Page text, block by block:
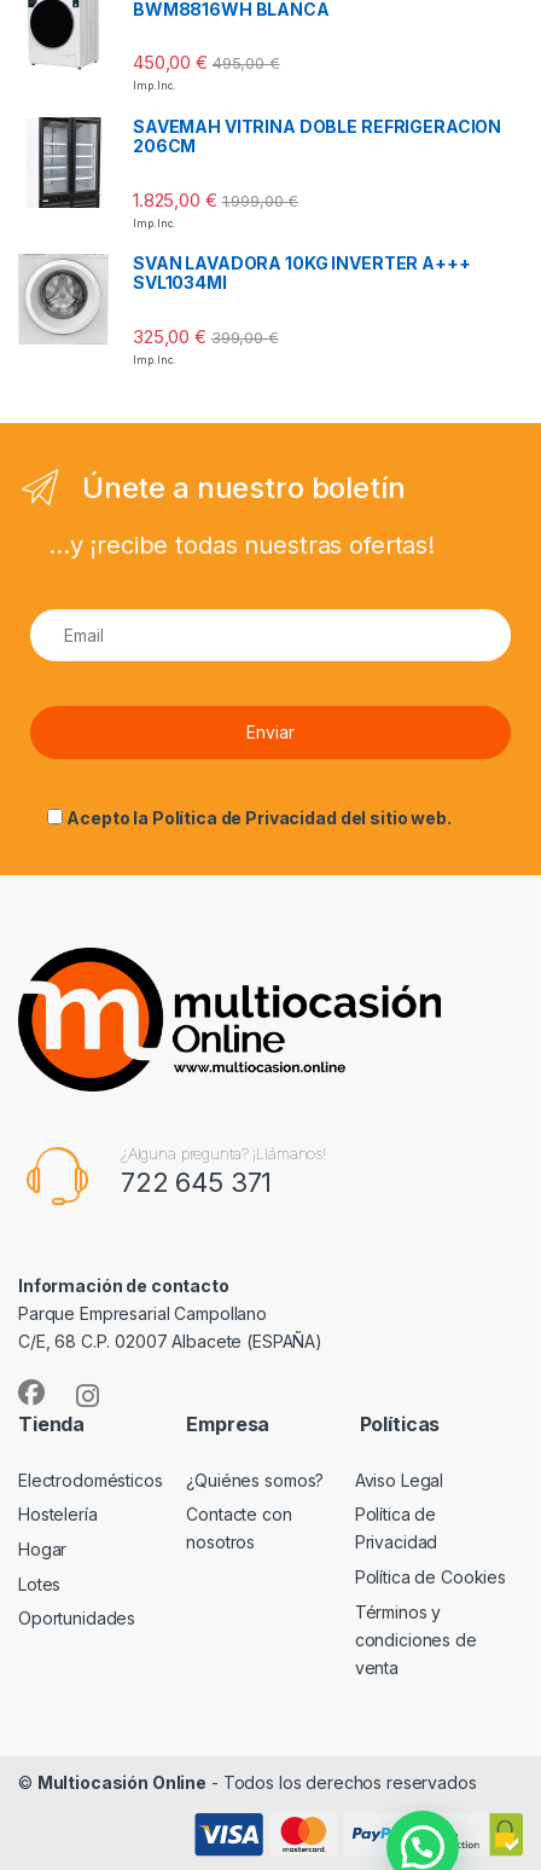
BWM8816WH BLANCA
450,00€ 495,00€
Imp. Inc.
SAVEMAH VITRINA DOBLE REFRIGERACION
206CM
1.825,00 € 1.999,00€
Imp. Inc.
SVAN LAVADORA 10KG INVERTER A+++
SVL1034MI
325,00€ 399,00€
Imp. Inc.
Únete a nuestro boletín
...y ¡recibe todas nuestras ofertas!
Acepto la Política de Privacidad del sitio web.
¿Alguna pregunta? ¡Llámanos!
722 645 371
Información de contacto
Parque Empresarial Campollano
C/E, 68 C.P. 02007 Albacete (ESPAÑA)
Tienda
Electrodomésticos
Hostelería
Hogar
Lotes
Oportunidades
Empresa
¿Quiénes somos?
Contacte con
nosotros
Políticas
Aviso Legal
Política de
Privacidad
Política de Cookies
Términos y
condiciones de
venta
© Multiocasión Online - Todos los derechos reservados